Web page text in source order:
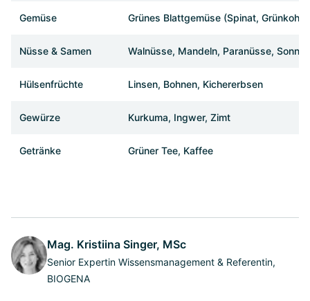
Gemüse Grünes Blattgemüse (Spinat,
Nüsse & Samen Walnüsse, Mandeln, Paranüsse,
Hülsenfrüchte Linsen, Bohnen, Kichererbsen
Gewürze Kurkuma, Ingwer, Zimt
Getränke Grüner Tee, Kaffee
Mag. Kristiina Singer, MSc
Senior Expertin Wissensmanagement & Referentin,
BIOGENA